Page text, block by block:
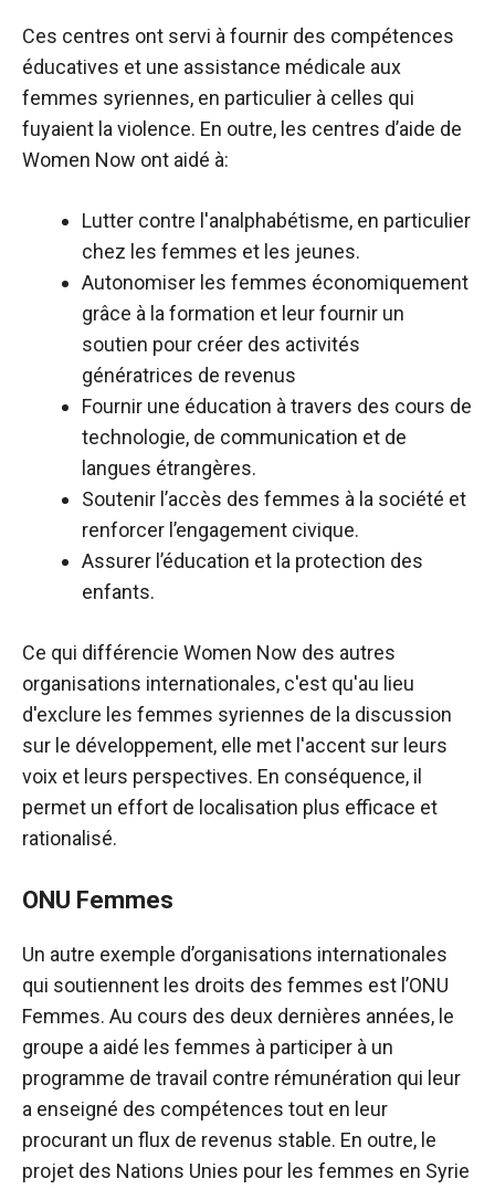
Ces centres ont servi à fournir des compétences
éducatives et une assistance médicale aux
femmes syriennes, en particulier à celles qui
fuyaient la violence. En outre, les centres d’aide de
Women Now ont aidé à:
Lutter contre l'analphabétisme, en particulier
chez les femmes et les jeunes.
Autonomiser les femmes économiquement
grâce à la formation et leur fournir un
soutien pour créer des activités
génératrices de revenus
Fournir une éducation à travers des cours de
technologie, de communication et de
langues étrangères.
Soutenir l’accès des femmes à la société et
renforcer l’engagement civique.
Assurer l’éducation et la protection des
enfants.
Ce qui différencie Women Now des autres
organisations internationales, c'est qu'au lieu
d'exclure les femmes syriennes de la discussion
sur le développement, elle met l'accent sur leurs
voix et leurs perspectives. En conséquence, il
permet un effort de localisation plus efficace et
rationalisé.
ONU Femmes
Un autre exemple d’organisations internationales
qui soutiennent les droits des femmes est l’ONU
Femmes. Au cours des deux dernières années, le
groupe a aidé les femmes à participer à un
programme de travail contre rémunération qui leur
a enseigné des compétences tout en leur
procurant un flux de revenus stable. En outre, le
projet des Nations Unies pour les femmes en Syrie